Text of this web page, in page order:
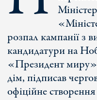
розпал кампанії з
кандидатури на
«Президент
дім, підписав
офіційне